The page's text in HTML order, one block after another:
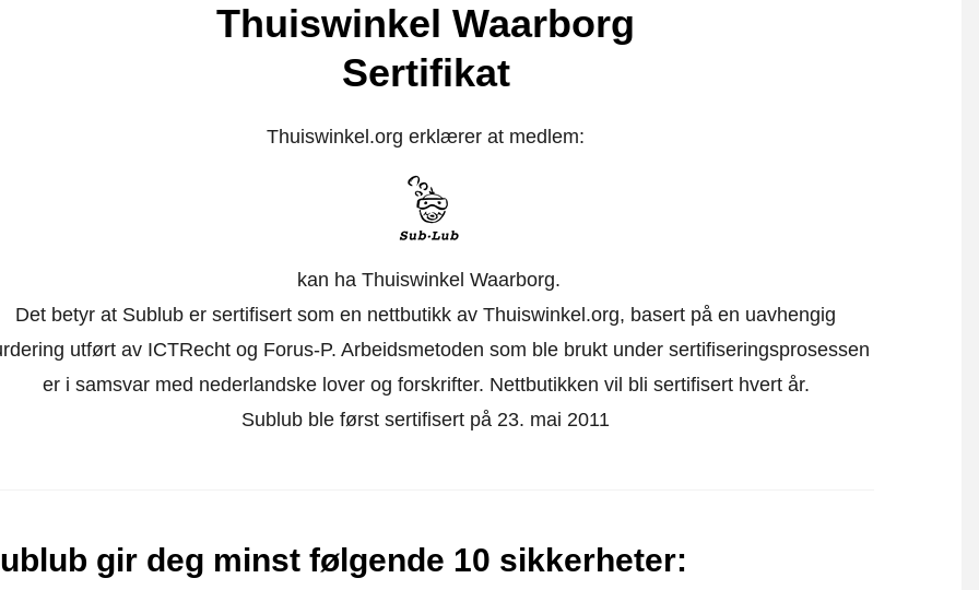
Thuiswinkel Waarborg
Sertifikat
Thuiswinkel.org erklærer at medlem:
kan ha Thuiswinkel Waarborg.
Det betyr at Sublub er sertifisert som en nettbutikk av Thuiswinkel.org, basert på en uavhengig
utført av ICTRecht og Forus-P. Arbeidsmetoden som ble brukt under sertifiseringsprosessen
er i samsvar med nederlandske lover og forskrifter. Nettbutikken vil bli sertifisert hvert år.
Sublub ble først sertifisert på 23. mai 2011
gir deg minst følgende 10 sikkerheter: